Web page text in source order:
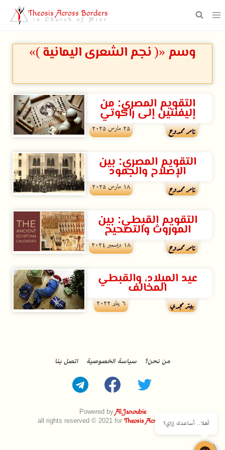
Theosis Across Borders
in Church of Misr
وسم «( نجم الشعرى اليمانية )»
التقويم المصري: من
إليفنتين إلى راكوتي
تامر ممدوح ۲۵ مارس ۲۰۲۵
التقويم المصري: بين
الإصلاح والجمود
تامر ممدوح ۱۸ مارس ۲۰۲۵
التقويم القبطي: بين
الموروث والتصحيح
تامر ممدوح ۱۸ ديسمبر ۲۰۲٤
عيد الميلاد، والقبطي
المخالف
بيتر مجدي ٦ يناير ۲۰۲۲
Powered by Al.Janoubie
all rights reserved © 2021 for Theosis Across Borders
من نحن؟ سياسة الخصوصية اتصل بنا
أهلا.. أساعدك إزاي؟